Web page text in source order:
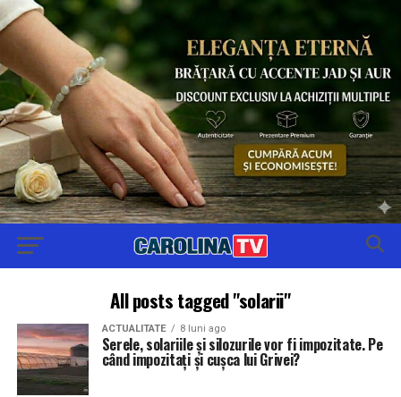
All posts tagged "solarii"
ACTUALITATE 8 luni ago
Serele, solariile și silozurile vor fi impozitate. Pe
când impozitați și cușca lui Grivei?